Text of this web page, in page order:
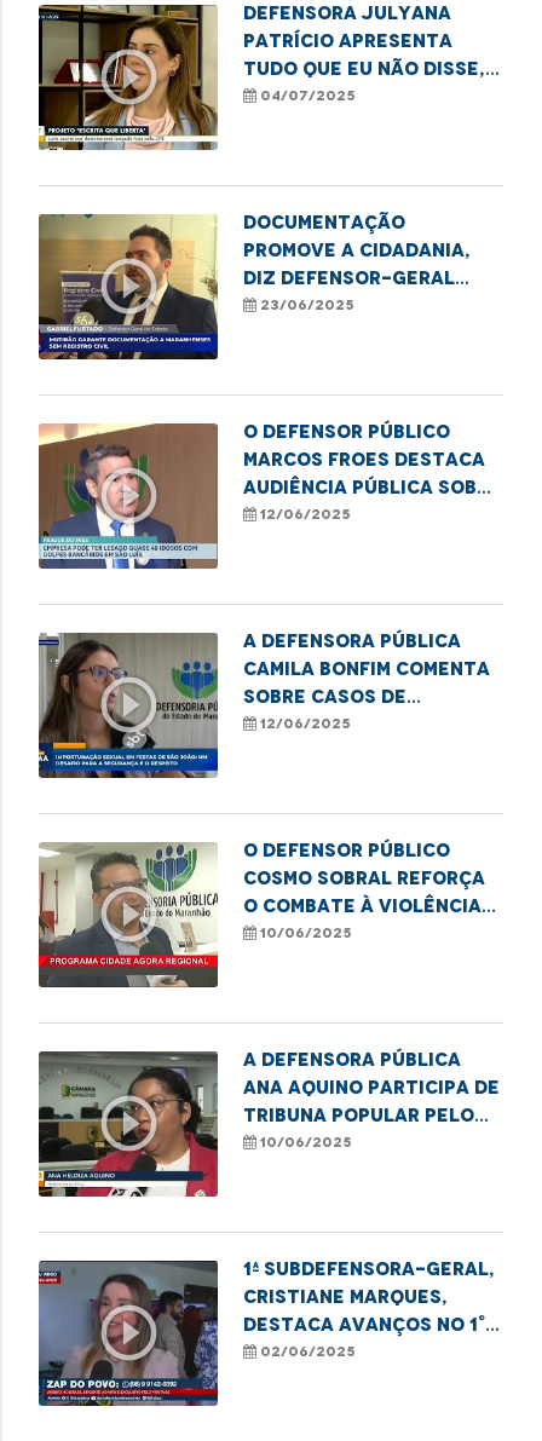
play_circle_outline
Defensora Julyana
Patrício apresenta
Tudo Que Eu Não Disse,
livro do projeto
04/07/2025
play_circle_outline
Documentação
promove a cidadania,
diz defensor-geral
Gabriel Furtado sobre
23/06/2025
play_circle_outline
O defensor público
Marcos Froes destaca
audiência pública sobre
fraudes bancárias
12/06/2025
play_circle_outline
A defensora pública
Camila Bonfim comenta
sobre casos de
importunação sexual
12/06/2025
play_circle_outline
O defensor público
Cosmo Sobral reforça
o combate à violência
contra a pessoa idosa
10/06/2025
play_circle_outline
A defensora pública
Ana Aquino participa de
Tribuna Popular pelo
Mês do Orgulho LGBT+
10/06/2025
play_circle_outline
1ª Subdefensora-geral,
Cristiane Marques,
destaca avanços no 1°
Encontro de
02/06/2025